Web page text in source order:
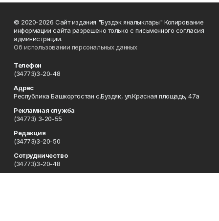
© 2020-2026 Сайт издания "Буздэк яналыклары" Копирование
информации сайта разрешено только с письменного согласия
администрации.
Об использовании персональных данных
Телефон
(34773)3-20-48
Адрес
Республика Башкортостан с.Буздяк, ул.Красная площадь, 47а
Рекламная служба
(34773) 3-20-55
Редакция
(34773)3-20-50
Сотрудничество
(34773)3-20-48